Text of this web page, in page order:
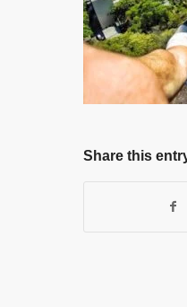
Share this